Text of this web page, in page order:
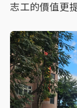
志工的價值更